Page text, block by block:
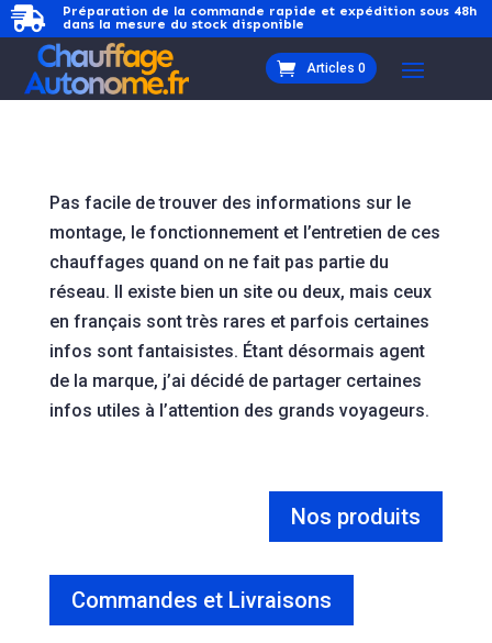

Préparation de la commande rapide et expédition sous 48h
dans la mesure du stock disponible
Articles 0
Pas facile de trouver des informations sur le
montage, le fonctionnement et l’entretien de ces
chauffages quand on ne fait pas partie du
réseau. Il existe bien un site ou deux, mais ceux
en français sont très rares et parfois certaines
infos sont fantaisistes. Étant désormais agent
de la marque, j’ai décidé de partager certaines
infos utiles à l’attention des grands voyageurs.
Nos produits
Commandes et Livraisons